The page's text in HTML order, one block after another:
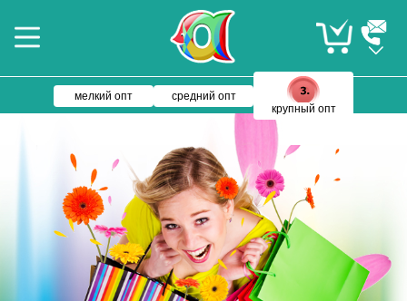
мелкий опт
средний опт
крупный опт